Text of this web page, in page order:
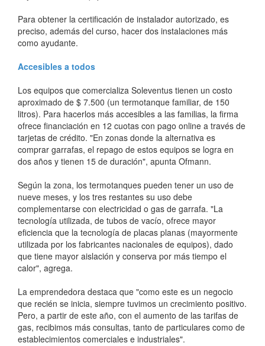
Para obtener la certificación de instalador autorizado, es
preciso, además del curso, hacer dos instalaciones más
como ayudante.
Accesibles a todos
Los equipos que comercializa Soleventus tienen un costo
aproximado de $ 7.500 (un termotanque familiar, de 150
litros). Para hacerlos más accesibles a las familias, la firma
ofrece financiación en 12 cuotas con pago online a través de
tarjetas de crédito. "En zonas donde la alternativa es
comprar garrafas, el repago de estos equipos se logra en
dos años y tienen 15 de duración", apunta Ofmann.
Según la zona, los termotanques pueden tener un uso de
nueve meses, y los tres restantes su uso debe
complementarse con electricidad o gas de garrafa. "La
tecnología utilizada, de tubos de vacío, ofrece mayor
eficiencia que la tecnología de placas planas (mayormente
utilizada por los fabricantes nacionales de equipos), dado
que tiene mayor aislación y conserva por más tiempo el
calor", agrega.
La emprendedora destaca que "como este es un negocio
que recién se inicia, siempre tuvimos un crecimiento positivo.
Pero, a partir de este año, con el aumento de las tarifas de
gas, recibimos más consultas, tanto de particulares como de
establecimientos comerciales e industriales".